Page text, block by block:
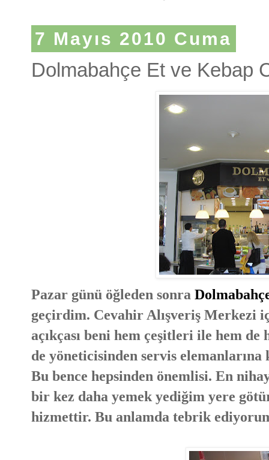
7 Mayıs 2010 Cuma
Dolmabahçe Et ve Kebap
Pazar günü öğleden sonra
geçirdim. Cevahir Alışveriş Merkezi
açıkçası beni hem çeşitleri ile hem
de yöneticisinden servis
Bu bence hepsinden önemlisi. En
bir kez daha yemek yediğim yere
hizmettir. Bu anlamda tebrik